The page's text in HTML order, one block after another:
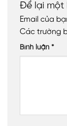
Để lại một
Email của
Các trường
Bình luận *